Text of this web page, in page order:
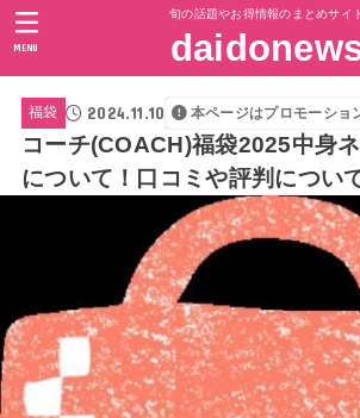
旬の話題やお得情報のまとめサイ
MENU
福袋 2024.11.10 本ページはプロモーショ
コーチ(COACH)福袋2025中身
について！口コミや評判につい